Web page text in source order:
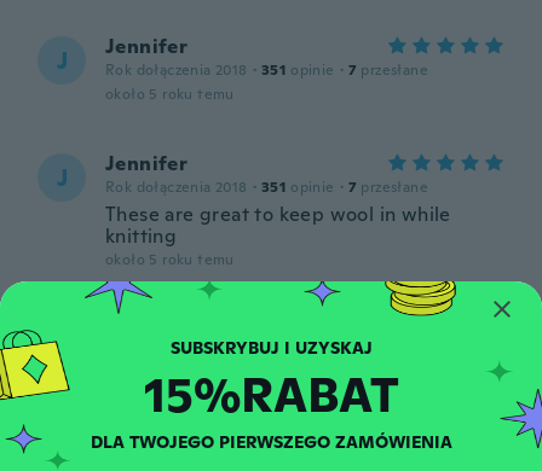
J Jennifer
Rok dołączenia 2018 · 351 opinie · 7 przesłane
około 5 roku temu
J Jennifer
Rok dołączenia 2018 · 351 opinie · 7 przesłane
These are great to keep wool in while
knitting
około 5 roku temu
C Rok dołączenia 2018 · 545 opinie
Smaller than expected
około 5 roku temu
15%RABAT
DLA TWOJEGO PIERWSZEGO ZAMÓWIENIA